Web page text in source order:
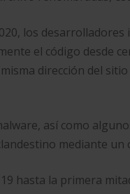
los
el código desde
dirección del
así como
mediante
hasta la primera